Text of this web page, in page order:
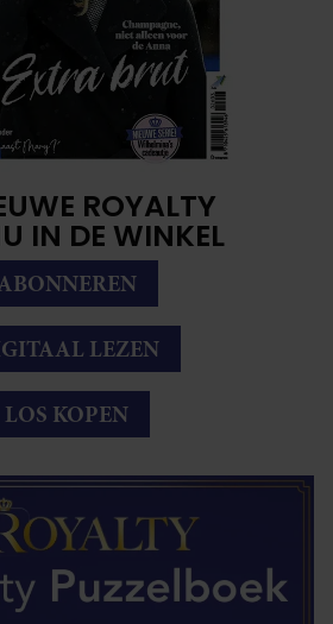
ROYALTY
IN DE WINKEL
LEZEN
LOS KOPEN